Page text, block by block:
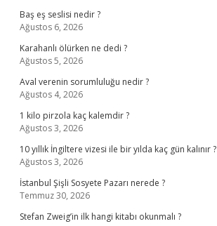
Baş eş seslisi nedir ?
Ağustos 6, 2026
Karahanlı ölürken ne dedi ?
Ağustos 5, 2026
Aval verenin sorumluluğu nedir ?
Ağustos 4, 2026
1 kilo pirzola kaç kalemdir ?
Ağustos 3, 2026
10 yıllık İngiltere vizesi ile bir yılda kaç gün kalınır ?
Ağustos 3, 2026
İstanbul Şişli Sosyete Pazarı nerede ?
Temmuz 30, 2026
Stefan Zweig’in ilk hangi kitabı okunmalı ?